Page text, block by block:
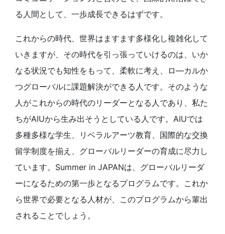
る人間として、一歩成長できるはずです。
これからの時代、世界はますます多様化し複雑化して
いきますが、その時代を引っ張っていけるのは、いか
なる状況でも知性をもって、柔軟に考え、ロ―カルか
つグローバルに課題解決ができる人です。そのような
人がこれからの時代のリーダーとなる人であり、私た
ちがAIUから生み出そうとしている人です。AIUでは
多種多様な学生、リベラルアーツ教育、国際的な交換
留学制度を揃え、グローバルリーダーの育成に尽力し
ています。Summer in JAPANは、グローバルリーダ
ーになるための第一歩となるプログラムです。これか
ら世界で必要となる人材が、このプログラムから輩出
されることでしょう。